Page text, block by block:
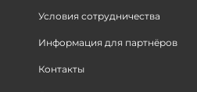
Условия сотрудничества
Информация для партнёров
Контакты